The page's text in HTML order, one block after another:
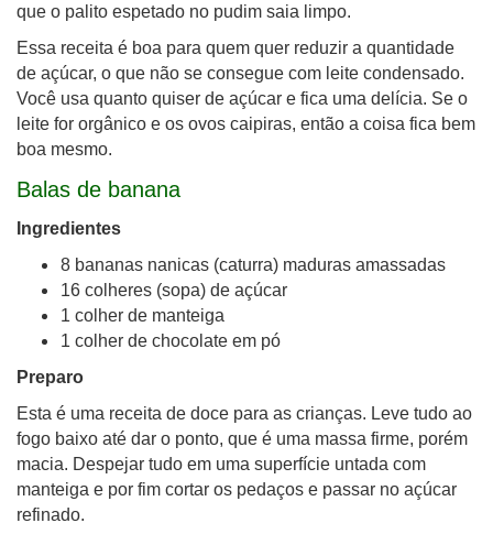
que o palito espetado no pudim saia limpo.
Essa receita é boa para quem quer reduzir a quantidade
de açúcar, o que não se consegue com leite condensado.
Você usa quanto quiser de açúcar e fica uma delícia. Se o
leite for orgânico e os ovos caipiras, então a coisa fica bem
boa mesmo.
Balas de banana
Ingredientes
8 bananas nanicas (caturra) maduras amassadas
16 colheres (sopa) de açúcar
1 colher de manteiga
1 colher de chocolate em pó
Preparo
Esta é uma receita de doce para as crianças. Leve tudo ao
fogo baixo até dar o ponto, que é uma massa firme, porém
macia. Despejar tudo em uma superfície untada com
manteiga e por fim cortar os pedaços e passar no açúcar
refinado.